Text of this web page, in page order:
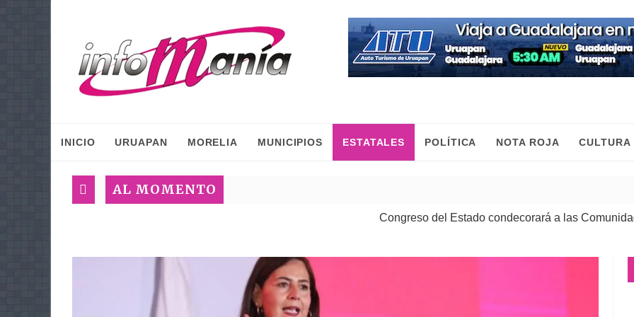
INICIO URUAPAN MORELIA MUNICIPIOS ESTATALES POLÍTICA NOTA ROJA CULTURA
AL MOMENTO
Congreso del Estado condecorará a las Comunidades